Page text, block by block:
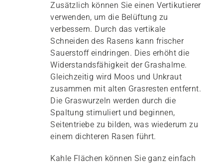
Zusätzlich können Sie einen Vertikutierer
verwenden, um die Belüftung zu
verbessern. Durch das vertikale
Schneiden des Rasens kann frischer
Sauerstoff eindringen. Dies erhöht die
Widerstandsfähigkeit der Grashalme.
Gleichzeitig wird Moos und Unkraut
zusammen mit alten Grasresten entfernt.
Die Graswurzeln werden durch die
Spaltung stimuliert und beginnen,
Seitentriebe zu bilden, was wiederum zu
einem dichteren Rasen führt.
Kahle Flächen können Sie ganz einfach